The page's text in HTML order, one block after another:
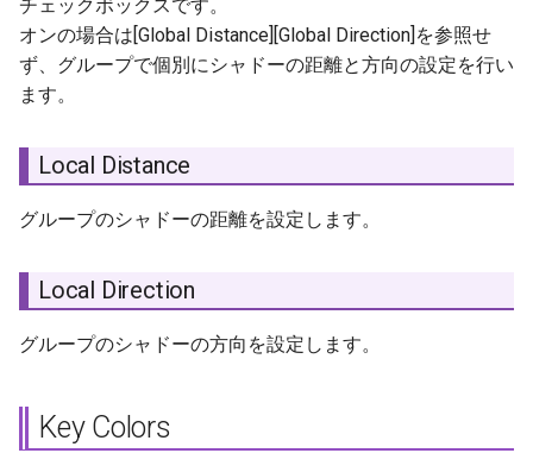
チェックボックスです。
オンの場合は[Global Distance][Global Direction]を参照せ
ず、グループで個別にシャドーの距離と方向の設定を行い
ます。
Local Distance
グループのシャドーの距離を設定します。
Local Direction
グループのシャドーの方向を設定します。
Key Colors